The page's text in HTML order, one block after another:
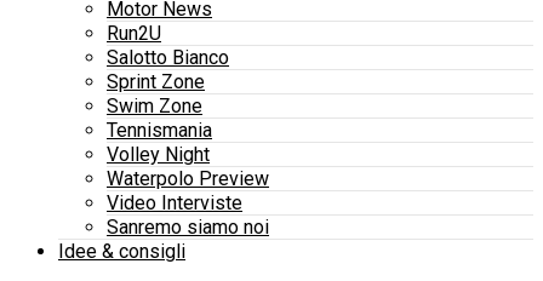
Motor News
Run2U
Salotto Bianco
Sprint Zone
Swim Zone
Tennismania
Volley Night
Waterpolo Preview
Video Interviste
Sanremo siamo noi
Idee & consigli